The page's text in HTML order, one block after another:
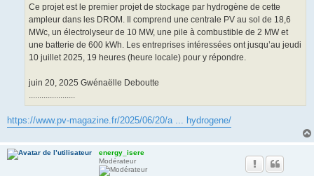
Ce projet est le premier projet de stockage par hydrogène de cette
ampleur dans les DROM. Il comprend une centrale PV au sol de 18,6
MWc, un électrolyseur de 10 MW, une pile à combustible de 2 MW et
une batterie de 600 kWh. Les entreprises intéressées ont jusqu’au jeudi
10 juillet 2025, 19 heures (heure locale) pour y répondre.
juin 20, 2025 Gwénaëlle Deboutte
......................
https://www.pv-magazine.fr/2025/06/20/a ... hydrogene/
energy_isere
Modérateur